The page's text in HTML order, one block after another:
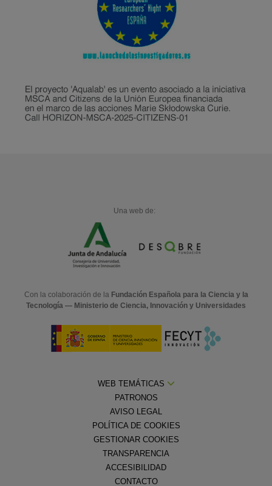
Una web de:
Con la colaboración de la Fundación Española para la Ciencia y la
Tecnología — Ministerio de Ciencia, Innovación y Universidades
WEB TEMÁTICAS
PATRONOS
AVISO LEGAL
POLÍTICA DE COOKIES
GESTIONAR COOKIES
TRANSPARENCIA
ACCESIBILIDAD
CONTACTO